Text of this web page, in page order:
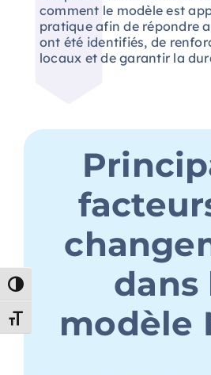
Passer en contraste élevé
Changer la taille de la police
comment le modèle est
pratique afin de répondre
ont été identifiés, de
locaux et de garantir la
dans
modèle